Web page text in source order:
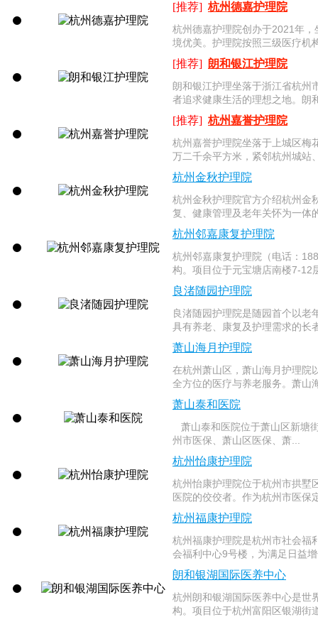
[推荐] 杭州德嘉护理院
杭州德嘉护理院创办于2021年
境优美。护理院按照三级医疗机
[推荐] 朗和银江护理院
朗和银江护理坐落于浙江省杭州
者追求健康生活的理想之地。朗
[推荐] 杭州嘉誉护理院
杭州嘉誉护理院坐落于上城区梅
万二千余平方米，紧邻杭州城站
杭州金秋护理院
杭州金秋护理院官方介绍杭州金
复、健康管理及老年关怀为一体
杭州邻嘉康复护理院
杭州邻嘉康复护理院（电话：
构。项目位于元宝塘店南楼7-12
良渚随园护理院
良渚随园护理院是随园首个以老
具有养老、康复及护理需求的长
萧山海月护理院
在杭州萧山区，萧山海月护理院
全方位的医疗与养老服务。萧山
萧山泰和医院
萧山泰和医院位于萧山区新塘
州市医保、萧山区医保、萧...
杭州怡康护理院
杭州怡康护理院位于杭州市拱墅
医院的佼佼者。作为杭州市医保
杭州福康护理院
杭州福康护理院是杭州市社会福
会福利中心9号楼，为满足日益
朗和银湖国际医养中心
杭州朗和银湖国际医养中心是世
构。项目位于杭州富阳区银湖街